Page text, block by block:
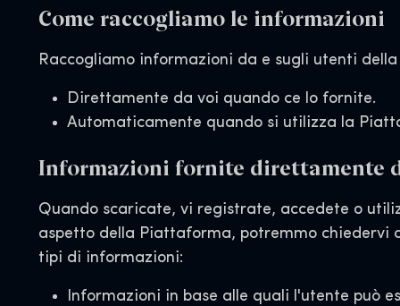
Come raccogliamo le informazioni
Raccogliamo informazioni da e sugli utenti
Direttamente da voi quando ce lo fornite.
Automaticamente quando si utilizza la
Informazioni fornite direttamente
Quando scaricate, vi registrate, accedete o
aspetto della Piattaforma, potremmo chiedervi
tipi di informazioni:
Informazioni in base alle quali l'utente può